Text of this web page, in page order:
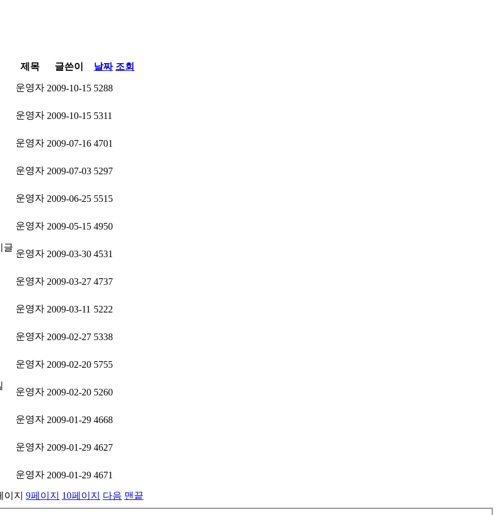
제목 글쓴이 날짜 조회
운영자 2009-10-15 5288
운영자 2009-10-15 5311
운영자 2009-07-16 4701
운영자 2009-07-03 5297
운영자 2009-06-25 5515
운영자 2009-05-15 4950
운영자 2009-03-30 4531
운영자 2009-03-27 4737
운영자 2009-03-11 5222
운영자 2009-02-27 5338
운영자 2009-02-20 5755
운영자 2009-02-20 5260
운영자 2009-01-29 4668
운영자 2009-01-29 4627
운영자 2009-01-29 4671
이지 9페이지 10페이지 다음 맨끝